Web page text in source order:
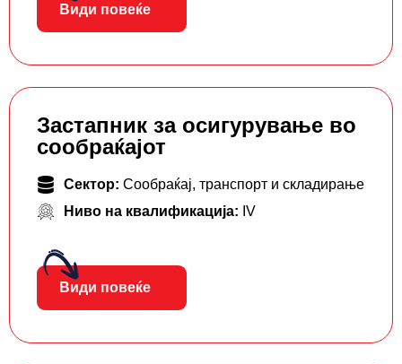
Види повеќе
Застапник за осигурување во
сообраќајот
Сектор: Сообраќај, транспорт и складирање
Ниво на квалификација: IV
Види повеќе